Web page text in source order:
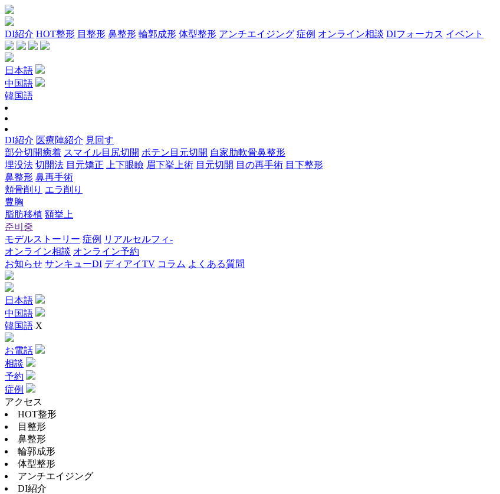
DI紹介 HOT整形 目整形 鼻整形 輪郭成形 体型整形 アンチエイジング 症例 オンライン相談 DIフォーカス イベント
日本語
中国語
韓国語
DI紹介 医療陣紹介 見回す
部分切開癒着 スマイル目尻切開 ポテン目元切開 自家肋軟骨鼻整形
埋没法 切開法 目元矯正 上下眼瞼 眉下挙上術 目元切開 目の再手術 目下整形
鼻整形 鼻再手術
頬骨削り エラ削り
豊胸
脂肪移植 額挙上
준비중
モデルストーリー 症例 リアルセルフィ‐
オンライン相談 オンライン予約
お知らせ サンキューDI ディアイTV コラム よくある質問
日本語
中国語
韓国語 X
お電話
相談
予約
症例
アクセス
HOT整形
目整形
鼻整形
輪郭成形
体型整形
アンチエイジング
DI紹介